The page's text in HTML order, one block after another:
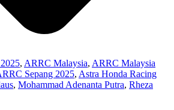
, ARRC Malaysia, ARRC Malaysia
Sepang 2025, Astra Honda Racing
, Mohammad Adenanta Putra, Rheza